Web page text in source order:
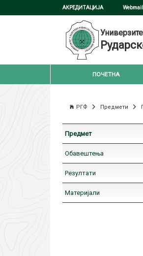
АКРЕДИТАЦИЈА Webmail
ПОЧЕТНА
РГФ Предмети
Предмет
Обавештења
Резултати
Материјали